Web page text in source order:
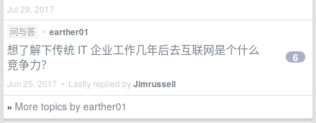
Jul 28, 2017
问与答
• earther01
想了解下传统 IT 企业工作几年后去互联网是个什么
竞争力？
Jun 25, 2017 • Lastly replied byJimrussell
6
» More topics by earther01